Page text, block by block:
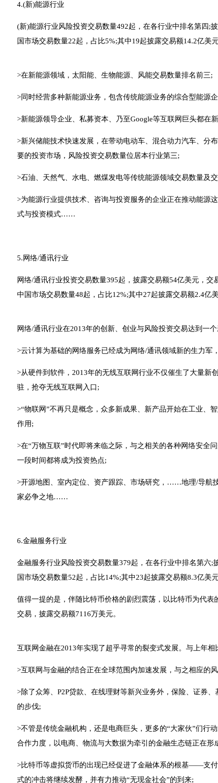
4.(新)能源行业
(新)能源行业风险投资交易数量492起，在各行业中排名第四;
国市场交易数量22起，占比5%;其中19起披露交易额14.2亿美
>在新能源领域，太阳能、生物能源、风能交易数量排名前三;
>同时经营多种新能源业务，包含传统能源业务的综合型能源
>新能源领导企业、私募资本、乃至Google等互联网巨头都在
>新兴储能技术快速发展，在带动电动车、混合动力汽车、分
要的投资市场，风险投资交易数量位居本行业第三;
>石油、天然气、水电、燃煤发电等传统能源领域交易数量及
>为能源行业提供技术、咨询与投资服务的企业正在推动能源
式与投资模式……
5.网络/通讯行业
网络/通讯行业投资交易数量395起，披露交易额54亿美元，
中国市场交易数量48起，占比12%;其中27起披露交易额2.4亿
网络/通讯行业在2013年的创新、创业与风险投资交易达到一
>云计算为基础的网络服务已经成为网络/通讯领域新的生力军
>从硬件到软件，2013年的无线互联网行业不仅催生了大量新
驻，抢夺无线互联网入口;
>“物联网”不再只是概念，众多新成果、新产品开始在工业、
作用;
>在“万物互联”时代即将来临之际，与之相关的各种网络安全
一段时间都将成为投资热点;
>开源地图、室内定位、资产跟踪、市场研究，……地理/导航
家必争之地……
6.金融服务行业
金融服务行业风险投资交易数量379起，在各行业中排名第六;
国市场交易数量52起，占比14%;其中23起披露交易额8.3亿美
值得一提的是，伴随比特币价格的剧烈震荡，以比特币为代表
交易，披露交易额7116万美元。
互联网金融在2013年实现了超乎寻常的裂变式发展。与上年
>互联网与金融的结合正在全球范围内加速发展，与之相应的
>除了众筹、P2P贷款、在线理财等新兴业务外，保险、证券
的步伐;
>不管是传统金融机构，还是电商巨头，更多的“大家伙”们行
合作力度，以电商、物流与大数据为牵引的金融生态链正在形
>比特币等虚拟货币的出现已经促进了金融体系的根基——支
式的冲击将继续发酵，并有力推动“无现金社会”的到来;